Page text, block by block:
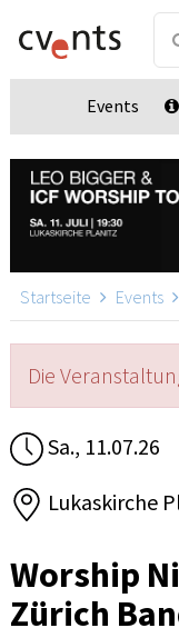
Events
Startseite Events
Die
Sa., 11.07.26
Lukaskirche
Worship
Zürich